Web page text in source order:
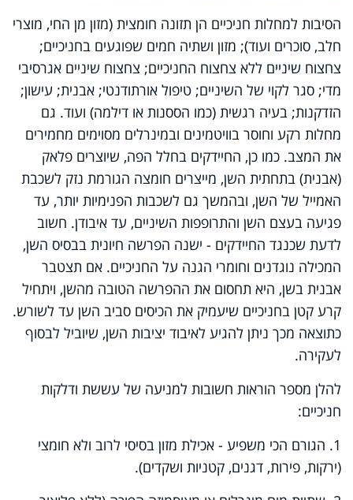
הסיבות למחלות חניכיים הן תזונה חומצית (מזון מן החי, מוצרי
חלב, סוכרים ועוד); מזון ושתיה חמים שפוגעים בחניכיים;
צחצוח שיניים ללא צחצוח החניכיים; צחצוח שיניים אגרסיבי
מדי; סגר לקוי של השיניים; טיפול אורתודנטי; אבנית; עישון;
הזדקנות; בעיה רגשית (כמו הססנות או דילמה) ועוד. גם
מחלות רקע וחוסר בוויטמינים ובמינרלים מסוימים מחמירים
את המצב. כמו כן, החיידקים בחלל הפה, שיוצרים פלאק
(אבנית) בתחתית השן, מייצרים חומצה הגורמת נזק לשכבת
האמייל של השן, ובהמשך גם לשכבות הפנימיות יותר, עד
פגיעה בעצם השן והתרופפות השיניים, עד איבודן. חשוב
לדעת שכנגד החיידקים - ישנה הפרשה חיונית בבסיס השן,
המכילה נוגדנים וחומרי הגנה על החניכיים. אם תצטבר
אבנית בשן, היא תחסום את ההפרשה הטובה מהשן, ויתחיל
קרע קטן בחניכיים שיעמיק את הכיסים סביב השן עד לשורש.
כתוצאה מכך ניתן להגיע לאיבוד יציבות השן, שיוביל לבסוף
לעקירה.
להלן מספר הוראות חשובות למניעה של עששת ודלקות
חניכיים:
1. הגורם הכי משפיע - אכילת מזון בסיסי לרוב ולא חומצי
(ירקות, פירות, דגנים, קטניות ושקדים).